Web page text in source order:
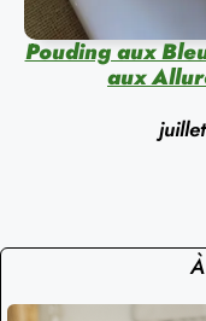
Pouding aux
aux